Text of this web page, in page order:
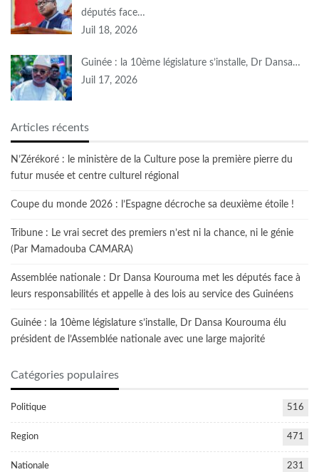
députés face…
Juil 18, 2026
Guinée : la 10ème législature s’installe, Dr Dansa…
Juil 17, 2026
Articles récents
N’Zérékoré : le ministère de la Culture pose la première pierre du
futur musée et centre culturel régional
Coupe du monde 2026 : l’Espagne décroche sa deuxième étoile !
Tribune : Le vrai secret des premiers n’est ni la chance, ni le génie
(Par Mamadouba CAMARA)
Assemblée nationale : Dr Dansa Kourouma met les députés face à
leurs responsabilités et appelle à des lois au service des Guinéens
Guinée : la 10ème législature s’installe, Dr Dansa Kourouma élu
président de l’Assemblée nationale avec une large majorité
Catégories populaires
Politique 516
Region 471
Nationale 231